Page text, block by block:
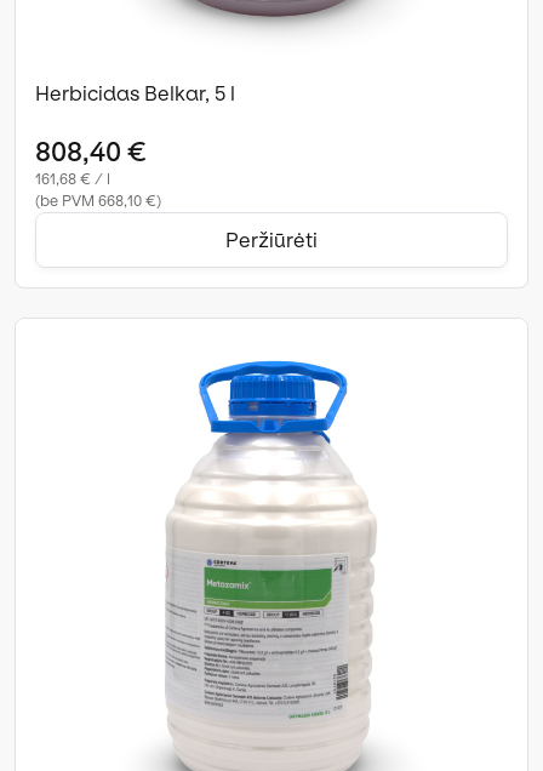
Herbicidas Belkar, 5 l
808,40 €
161,68 € / l
(be PVM 668,10 €)
Peržiūrėti